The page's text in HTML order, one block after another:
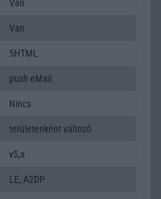
Van
Van
5HTML
push eMail
Nincs
területenként változó
v5,x
LE, A2DP